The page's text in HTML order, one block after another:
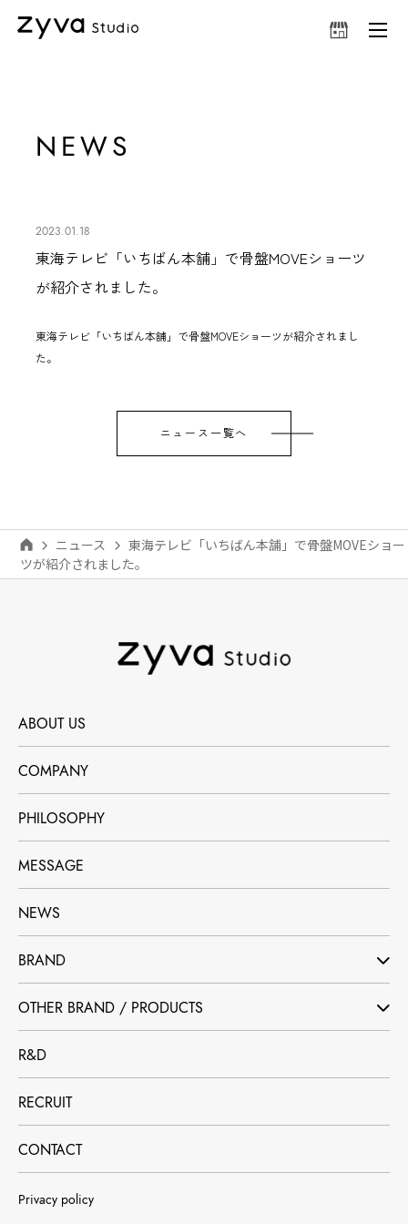
NEWS
2023.01.18
東海テレビ「いちばん本舗」で骨盤MOVEショーツ
が紹介されました。
東海テレビ「いちばん本舗」で骨盤MOVEショーツが紹介されまし
た。
ニュース一覧へ
ニュース
東海テレビ「いちばん本舗」で骨盤MOVEショー
ツが紹介されました。
ABOUT US
COMPANY
PHILOSOPHY
MESSAGE
NEWS
BRAND
OTHER BRAND / PRODUCTS
R&D
RECRUIT
CONTACT
Privacy policy